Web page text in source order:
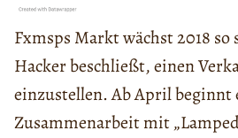
Fxmsps Markt wächst 2018 so
Hacker beschließt, einen
einzustellen. Ab April beginnt
Zusammenarbeit mit